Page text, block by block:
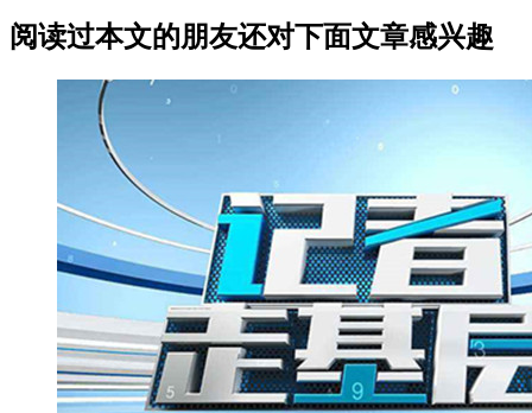
阅读过本文的朋友还对下面文章感兴趣